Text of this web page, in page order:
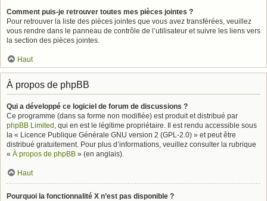
Comment puis-je retrouver toutes mes pièces jointes ?
Pour retrouver la liste des pièces jointes que vous avez transférées, veuillez
vous rendre dans le panneau de contrôle de l’utilisateur et suivre les liens vers
la section des pièces jointes.
Haut
À propos de phpBB
Qui a développé ce logiciel de forum de discussions ?
Ce programme (dans sa forme non modifiée) est produit et distribué par
phpBB Limited , qui en est le légitime propriétaire. Il est rendu accessible sous
la « Licence Publique Générale GNU version 2 (GPL-2.0) » et peut être
distribué gratuitement. Pour plus d’informations, veuillez consulter la rubrique
« À propos de phpBB » (en anglais).
Haut
Pourquoi la fonctionnalité X n’est pas disponible ?